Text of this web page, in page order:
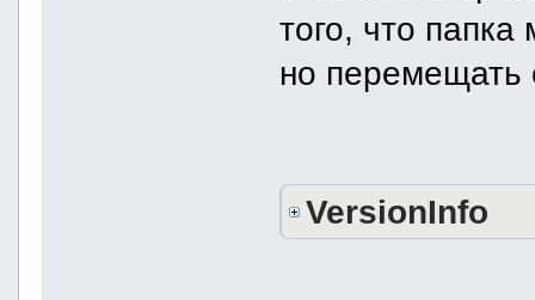
того, что папка
но перемещать
VersionInfo